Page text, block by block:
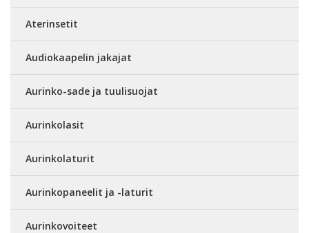
Aterinsetit
Audiokaapelin jakajat
Aurinko-sade ja tuulisuojat
Aurinkolasit
Aurinkolaturit
Aurinkopaneelit ja -laturit
Aurinkovoiteet